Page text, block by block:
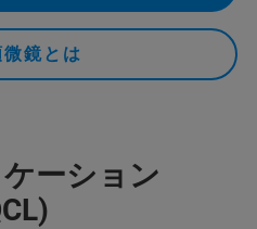
鏡とは
ーション